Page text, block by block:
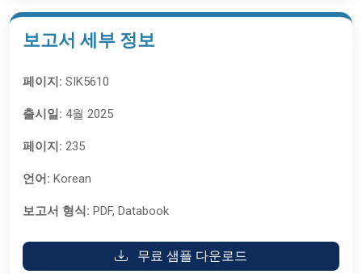
보고서 세부 정보
페이지: SIK5610
출시일: 4월 2025
페이지: 235
언어: Korean
보고서 형식: PDF, Databook
무료 샘플 다운로드